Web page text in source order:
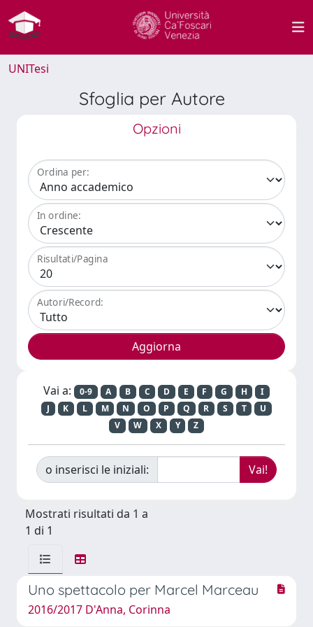
UNITesi
Sfoglia per Autore
Opzioni
Ordina per:
In ordine:
Risultati/Pagina
Autori/Record:
Vai a: 0-9 A B C D E F G H
I
J
K L M N O P Q R S T
U
V
W X Y Z
o inserisci le iniziali:
Mostrati risultati da 1 a
1 di 1
Uno spettacolo per Marcel Marceau
2016/2017 D'Anna, Corinna